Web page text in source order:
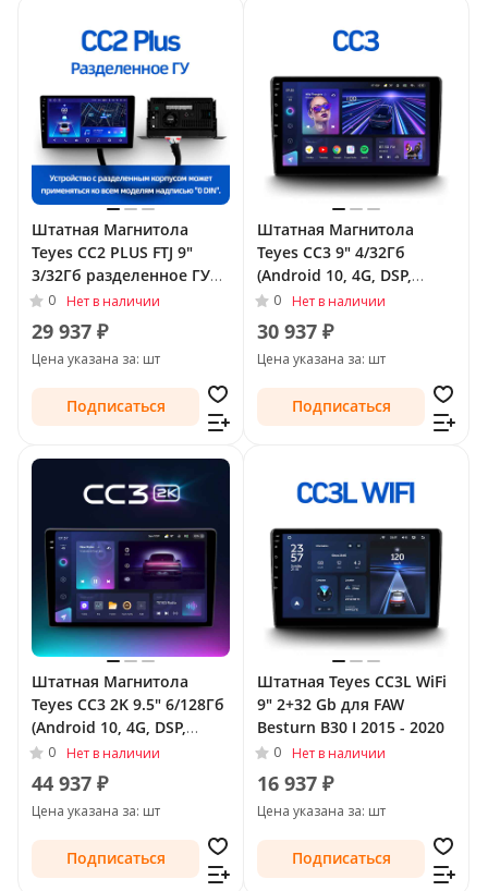
Штатная Магнитола
Teyes CC2 PLUS FTJ 9"
3/32Гб разделенное ГУ
(Android 10, 4G, DSP,
QLed) для FAW Besturn
B30 I 2015 - 2020
0 Нет в наличии
29 937 ₽
Цена указана за: шт
Подписаться
Штатная Магнитола
Teyes CC3 9" 4/32Гб
(Android 10, 4G, DSP,
QLed) для FAW Besturn
B30 I 2015 - 2020
0 Нет в наличии
30 937 ₽
Цена указана за: шт
Подписаться
Штатная Магнитола
Teyes CC3 2K 9.5" 6/128Гб
(Android 10, 4G, DSP,
QLed) для FAW Besturn
B30 I 2015 - 2020
0 Нет в наличии
44 937 ₽
Цена указана за: шт
Подписаться
Штатная Teyes CC3L WiFi
9" 2+32 Gb для FAW
Besturn B30 I 2015 - 2020
0 Нет в наличии
16 937 ₽
Цена указана за: шт
Подписаться